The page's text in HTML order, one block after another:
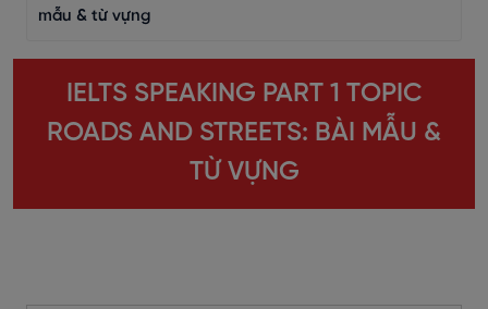
mẫu & từ vựng
IELTS SPEAKING PART 1 TOPIC
ROADS AND STREETS: BÀI MẪU &
TỪ VỰNG